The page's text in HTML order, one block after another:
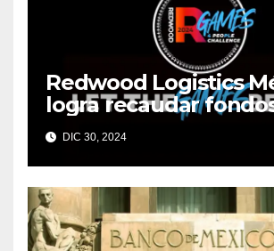
Redwood Logistics
logra recaudar
mediante su evento
Redwood Games
DIC 30, 2024